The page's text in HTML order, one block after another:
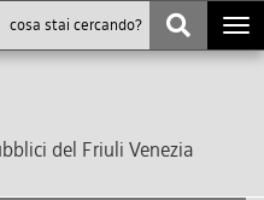
del Friuli Venezia